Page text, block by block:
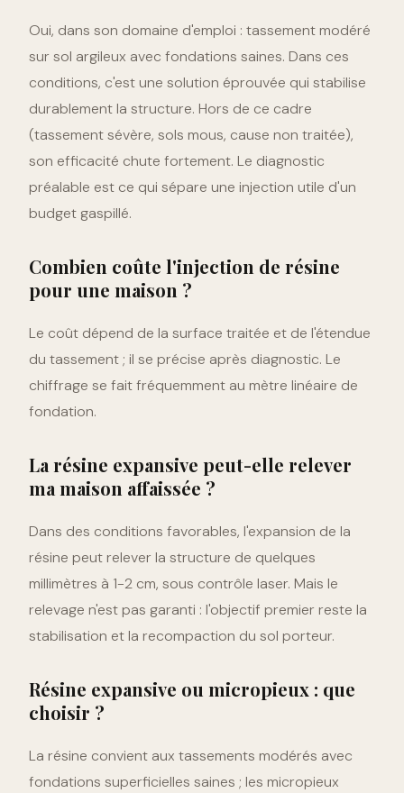
Oui, dans son domaine d'emploi : tassement modéré
sur sol argileux avec fondations saines. Dans ces
conditions, c'est une solution éprouvée qui stabilise
durablement la structure. Hors de ce cadre
(tassement sévère, sols mous, cause non traitée),
son efficacité chute fortement. Le diagnostic
préalable est ce qui sépare une injection utile d'un
budget gaspillé.
Combien coûte l'injection de résine
pour une maison ?
Le coût dépend de la surface traitée et de l'étendue
du tassement ; il se précise après diagnostic. Le
chiffrage se fait fréquemment au mètre linéaire de
fondation.
La résine expansive peut-elle relever
ma maison affaissée ?
Dans des conditions favorables, l'expansion de la
résine peut relever la structure de quelques
millimètres à 1-2 cm, sous contrôle laser. Mais le
relevage n'est pas garanti : l'objectif premier reste la
stabilisation et la recompaction du sol porteur.
Résine expansive ou micropieux : que
choisir ?
La résine convient aux tassements modérés avec
fondations superficielles saines ; les micropieux